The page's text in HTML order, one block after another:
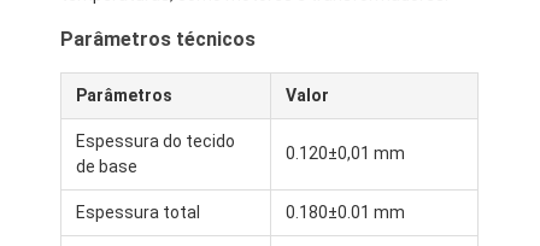
Parâmetros técnicos
Parâmetros Valor
Espessura do tecido
de base
0.120±0,01 mm
Espessura total 0.180±0.01 mm